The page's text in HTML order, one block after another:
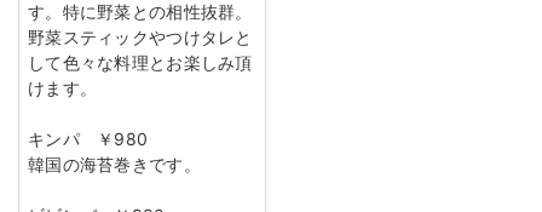
す。特に野菜との相性抜群。
野菜スティックやつけタレと
して色々な料理とお楽しみ頂
けます。
キンパ ￥980
韓国の海苔巻きです。